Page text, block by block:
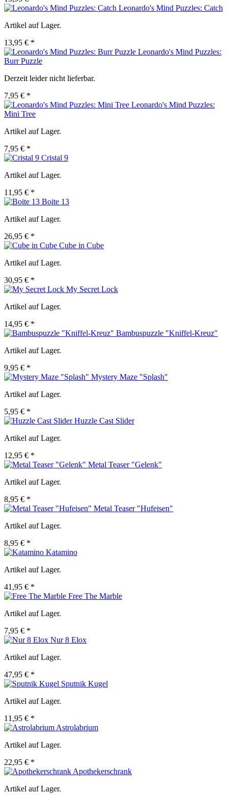
Leonardo's Mind Puzzles: Catch
Artikel auf Lager.
13,95 € *
Leonardo's Mind Puzzles:
Burr Puzzle
Derzeit leider nicht lieferbar.
7,95 € *
Leonardo's Mind Puzzles:
Mini Tree
Artikel auf Lager.
7,95 € *
Cristal 9
Artikel auf Lager.
11,95 € *
Boite 13
Artikel auf Lager.
26,95 € *
Cube in Cube
Artikel auf Lager.
30,95 € *
My Secret Lock
Artikel auf Lager.
14,95 € *
Bambuspuzzle "Kniffel-Kreuz"
Artikel auf Lager.
9,95 € *
Mystery Maze "Splash"
Artikel auf Lager.
5,95 € *
Huzzle Cast Slider
Artikel auf Lager.
12,95 € *
Metal Teaser "Gelenk"
Artikel auf Lager.
8,95 € *
Metal Teaser "Hufeisen"
Artikel auf Lager.
8,95 € *
Katamino
Artikel auf Lager.
41,95 € *
Free The Marble
Artikel auf Lager.
7,95 € *
Nur 8 Elox
Artikel auf Lager.
47,95 € *
Sputnik Kugel
Artikel auf Lager.
11,95 € *
Astrolabrium
Artikel auf Lager.
22,95 € *
Apothekerschrank
Artikel auf Lager.